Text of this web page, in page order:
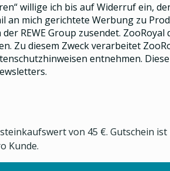
willige ich bis auf Widerruf ein,
an mich gerichtete Werbung zu
REWE Group zusendet.
Zu diesem Zweck verarbeitet
entnehmen.
von 45 €. Gutschein
Kunde.